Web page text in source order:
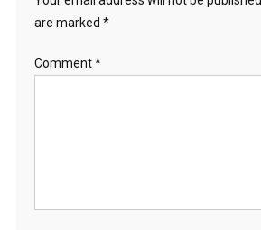
are marked *
Comment*